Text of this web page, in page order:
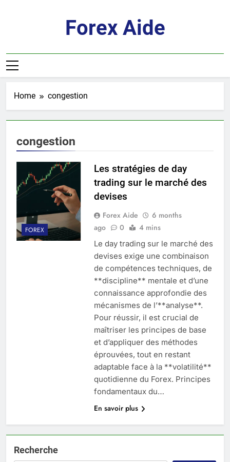
Forex Aide
Home congestion
congestion
FOREX
Les stratégies de day
trading sur le marché des
devises
Forex Aide
6 months
ago
0 4 mins
Le day trading sur le marché des
devises exige une combinaison
de compétences techniques, de
**discipline** mentale et d’une
connaissance approfondie des
mécanismes de l’**analyse**.
Pour réussir, il est crucial de
maîtriser les principes de base
et d’appliquer des méthodes
éprouvées, tout en restant
adaptable face à la **volatilité**
quotidienne du Forex. Principes
fondamentaux du…
En savoir plus
Recherche